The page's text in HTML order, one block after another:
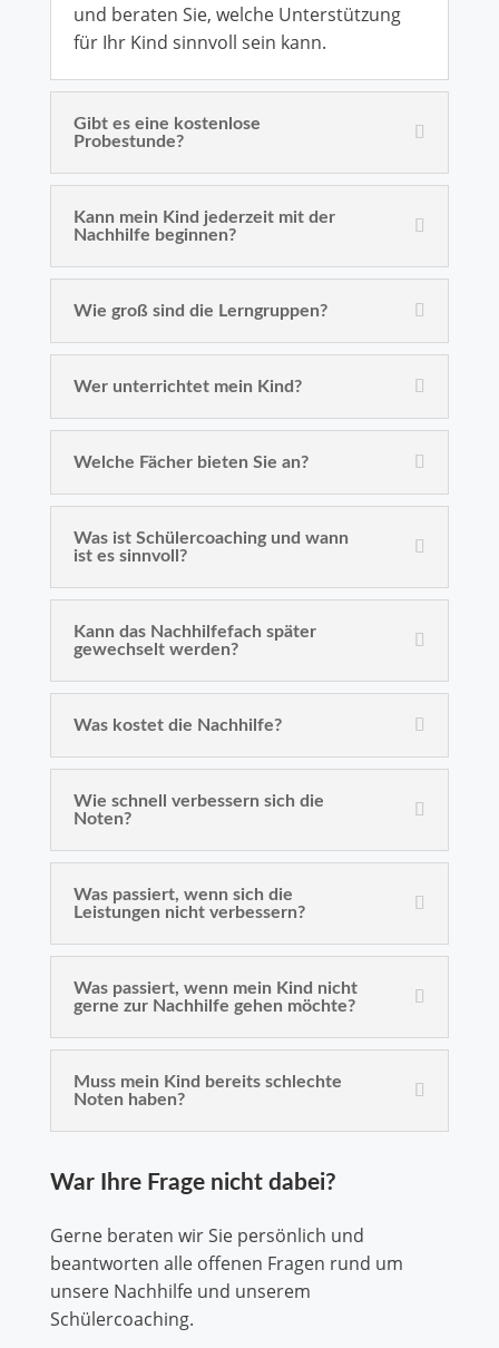
und beraten Sie, welche Unterstützung
für Ihr Kind sinnvoll sein kann.
Gibt es eine kostenlose
Probestunde?
Kann mein Kind jederzeit mit der
Nachhilfe beginnen?
Wie groß sind die Lerngruppen?
Wer unterrichtet mein Kind?
Welche Fächer bieten Sie an?
Was ist Schülercoaching und wann
ist es sinnvoll?
Kann das Nachhilfefach später
gewechselt werden?
Was kostet die Nachhilfe?
Wie schnell verbessern sich die
Noten?
Was passiert, wenn sich die
Leistungen nicht verbessern?
Was passiert, wenn mein Kind nicht
gerne zur Nachhilfe gehen möchte?
Muss mein Kind bereits schlechte
Noten haben?
War Ihre Frage nicht dabei?
Gerne beraten wir Sie persönlich und
beantworten alle offenen Fragen rund um
unsere Nachhilfe und unserem
Schülercoaching.